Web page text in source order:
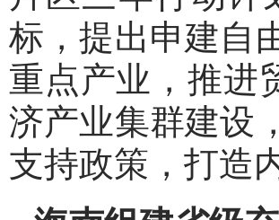
标，提出申建自
重点产业，推进
济产业集群建设
支持政策，打造